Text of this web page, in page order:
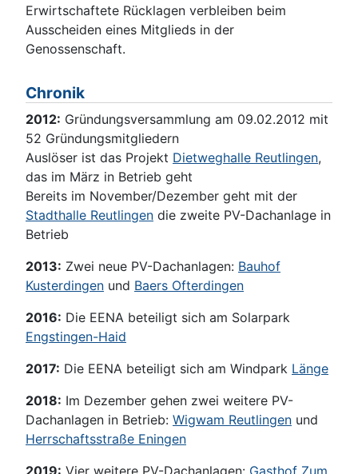
Erwirtschaftete Rücklagen verbleiben beim
Ausscheiden eines Mitglieds in der
Genossenschaft.
Chronik
2012: Gründungsversammlung am 09.02.2012 mit
52 Gründungsmitgliedern
Auslöser ist das Projekt Dietweghalle Reutlingen,
das im März in Betrieb geht
Bereits im November/Dezember geht mit der
Stadthalle Reutlingen die zweite PV-Dachanlage in
Betrieb
2013: Zwei neue PV-Dachanlagen: Bauhof
Kusterdingen und Baers Ofterdingen
2016: Die EENA beteiligt sich am Solarpark
Engstingen-Haid
2017: Die EENA beteiligt sich am Windpark Länge
2018: Im Dezember gehen zwei weitere PV-
Dachanlagen in Betrieb: Wigwam Reutlingen und
Herrschaftsstraße Eningen
2019: Vier weitere PV-Dachanlagen: Gasthof Zum